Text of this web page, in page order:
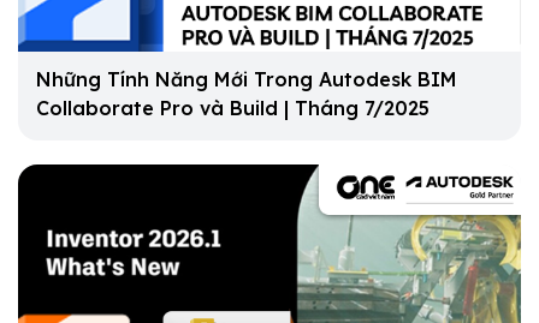
Những Tính Năng Mới Trong Autodesk BIM
Collaborate Pro và Build | Tháng 7/2025